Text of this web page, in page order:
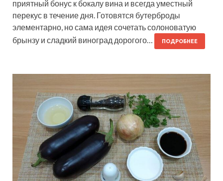
приятный бонус к бокалу вина и всегда уместный
перекус в течение дня. Готовятся бутерброды
элементарно, но сама идея сочетать солоноватую
брынзу и сладкий виноград дорогого…
ПОДРОБНЕЕ